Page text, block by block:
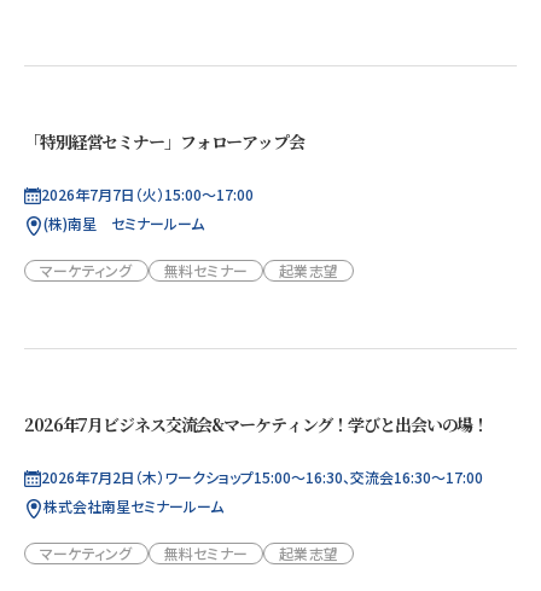
「特別経営セミナー」フォローアップ会
2026年7月7日（火）15:00～17:00
(株)南星 セミナールーム
マーケティング 無料セミナー 起業志望
2026年7月ビジネス交流会&マーケティング！学びと出会いの場！
2026年7月2日（木）ワークショップ15:00～16:30、交流会16:30～17:00
株式会社南星セミナールーム
マーケティング 無料セミナー 起業志望